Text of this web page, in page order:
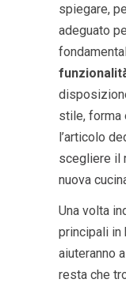
spiegare,
adeguato
stile, forma
l’articolo
scegliere il
nuova
Una volta
principali in
aiuteranno
resta che